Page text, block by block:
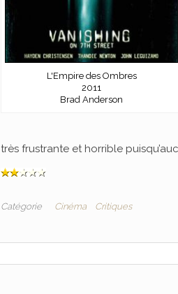
L'Empire des Ombres
2011
Brad Anderson
très frustrante et horrible
Catégorie Cinéma Critiques